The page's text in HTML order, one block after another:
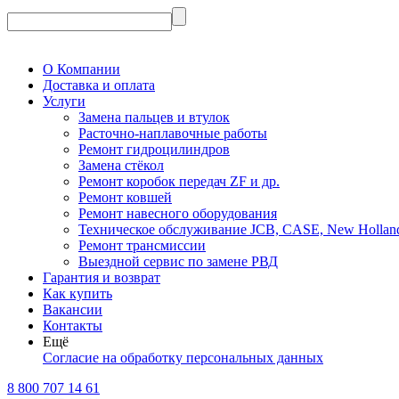
О Компании
Доставка и оплата
Услуги
Замена пальцев и втулок
Расточно-наплавочные работы
Ремонт гидроцилиндров
Замена стёкол
Ремонт коробок передач ZF и др.
Ремонт ковшей
Ремонт навесного оборудования
Техническое обслуживание JCB, CASE, New
Ремонт трансмиссии
Выездной сервис по замене РВД
Гарантия и возврат
Как купить
Вакансии
Контакты
Ещё
Согласие на обработку персональных данных
8 800 707 14 61